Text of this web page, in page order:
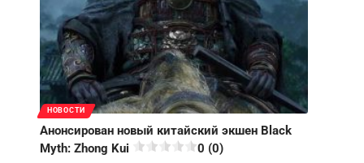
НОВОСТИ
Анонсирован новый китайский экшен Black
Myth: Zhong Kui
0 (0)